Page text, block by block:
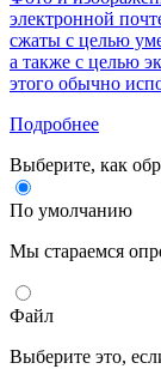
электронной
сжаты с целью
а также с целью
этого обычно
Подробнее
Выберите, как
По умолчанию
Мы стараемся
Файл
Выберите это,